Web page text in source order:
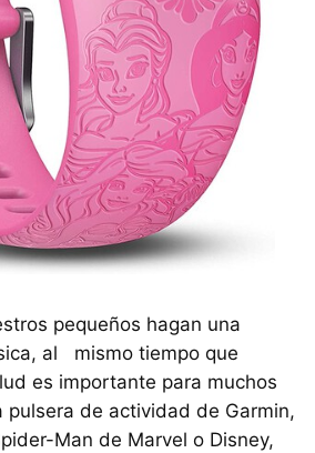
pequeños hagan una
al mismo tiempo que
es importante para muchos
de actividad de Garmin,
Man de Marvel o Disney,